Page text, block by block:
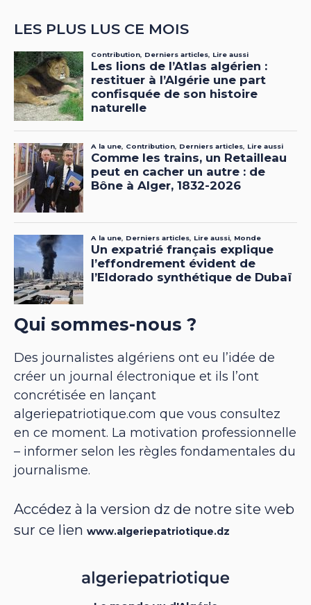
LES PLUS LUS CE MOIS
Qui sommes-nous ?
Des journalistes algériens ont eu l’idée de
créer un journal électronique et ils l’ont
concrétisée en lançant
algeriepatriotique.com que vous consultez
en ce moment. La motivation professionnelle
– informer selon les règles fondamentales du
journalisme.
Accédez à la version dz de notre site web
sur ce lien www.algeriepatriotique.dz